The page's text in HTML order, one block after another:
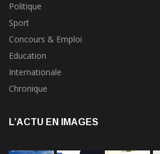
Politique
Sport
Concours & Emploi
Education
Internationale
Chronique
L’ACTU EN IMAGES